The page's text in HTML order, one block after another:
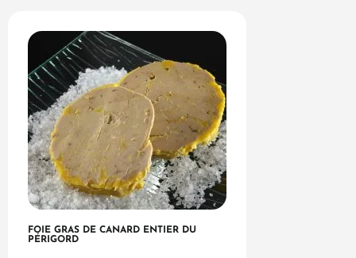
FOIE GRAS DE CANARD ENTIER DU
PÉRIGORD